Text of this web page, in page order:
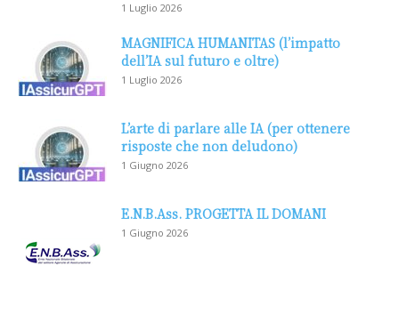
1 Luglio 2026
MAGNIFICA HUMANITAS (l’impatto
dell’IA sul futuro e oltre)
1 Luglio 2026
L’arte di parlare alle IA (per ottenere
risposte che non deludono)
1 Giugno 2026
E.N.B.Ass. PROGETTA IL DOMANI
1 Giugno 2026